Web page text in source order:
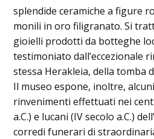
splendide ceramiche a figure
monili in oro filigranato. Si
gioielli prodotti da botteghe
testimoniato dall’eccezionale
stessa Herakleia, della tomba
Il museo espone, inoltre,
rinvenimenti effettuati nei
a.C.) e lucani (IV secolo a.C.)
corredi funerari di